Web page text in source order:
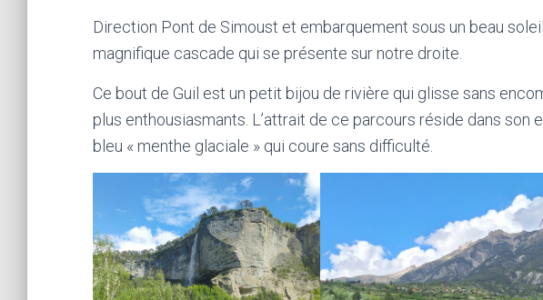
Direction Pont de Simoust et embarquement sous un beau
magnifique cascade qui se présente sur notre droite.
Ce bout de Guil est un petit bijou de rivière qui glisse sans
plus enthousiasmants. L’attrait de ce parcours réside dans son
bleu « menthe glaciale » qui coure sans difficulté.